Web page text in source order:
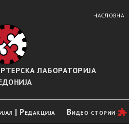
НАСЛОВНА
ЛАБОРАТОРИЈА
| Редакција Видео стории